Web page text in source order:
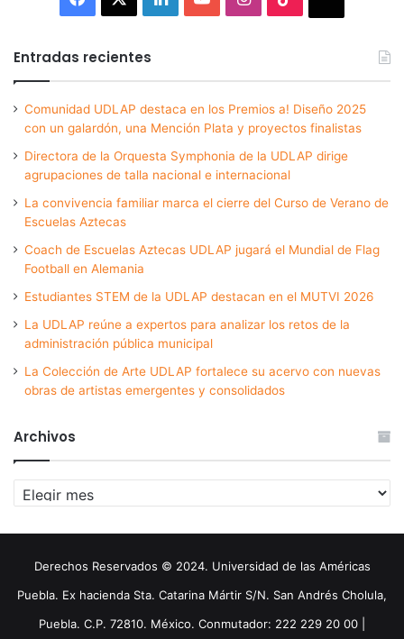
Entradas recientes
Comunidad UDLAP destaca en los Premios a! Diseño 2025
con un galardón, una Mención Plata y proyectos finalistas
Directora de la Orquesta Symphonia de la UDLAP dirige
agrupaciones de talla nacional e internacional
La convivencia familiar marca el cierre del Curso de Verano de
Escuelas Aztecas
Coach de Escuelas Aztecas UDLAP jugará el Mundial de Flag
Football en Alemania
Estudiantes STEM de la UDLAP destacan en el MUTVI 2026
La UDLAP reúne a expertos para analizar los retos de la
administración pública municipal
La Colección de Arte UDLAP fortalece su acervo con nuevas
obras de artistas emergentes y consolidados
Archivos
Archivos
Derechos Reservados © 2024. Universidad de las Américas
Puebla. Ex hacienda Sta. Catarina Mártir S/N. San Andrés Cholula,
Puebla. C.P. 72810. México. Conmutador: 222 229 20 00 |